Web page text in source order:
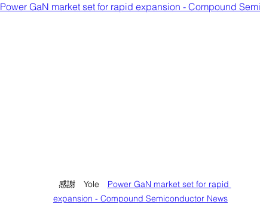
Power GaN market set for rapid expansion - Compound
感謝　Yole Power GaN market set for rapid
expansion - Compound Semiconductor News